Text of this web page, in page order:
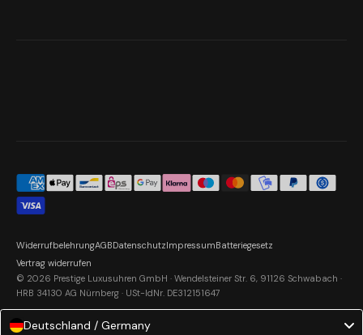
© 2026 Prestige Luxusuhren GmbH · Wendelsteiner Str. 6, 91126 Schwabach ·
HRB 34130 AG Nürnberg · USt-IdNr. DE312151647
WiderrufbelehrungAGBDatenschutzImpressumBatteriegesetz
Vertrag widerrufen
Deutschland / Germany